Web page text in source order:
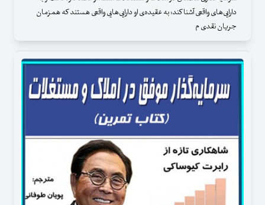
دارایی‌های واقعی آشنا کند؛ به عقیده‌ی او دارایی‌هایی واقعی هستند که همزمان
جریان نقدی م